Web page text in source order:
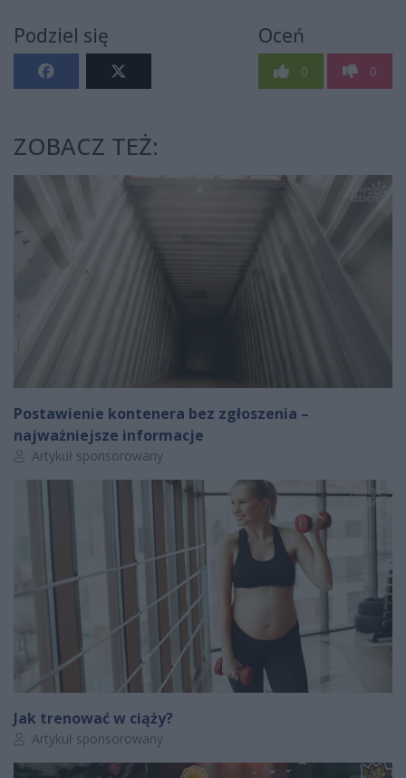
Podziel się Oceń
0 0
ZOBACZ TEŻ:
Postawienie kontenera bez zgłoszenia –
najważniejsze informacje
Autor artykułu:
Artykuł sponsorowany
Jak trenować w ciąży?
Autor artykułu:
Artykuł sponsorowany